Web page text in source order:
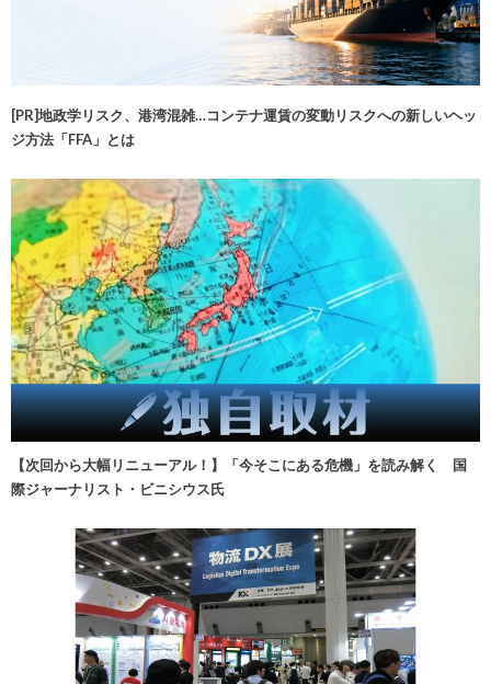
[PR]地政学リスク、港湾混雑…コンテナ運賃の変動リスクへの新しいヘッ
ジ方法「FFA」とは
【次回から大幅リニューアル！】「今そこにある危機」を読み解く 国
際ジャーナリスト・ビニシウス氏